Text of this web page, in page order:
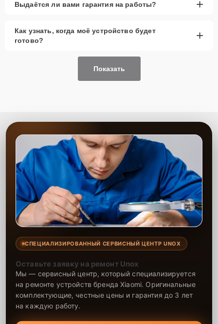
Выдаётся ли вами гарантия на работы? +
Как узнать, когда моё устройство будет
готово?
+
Показать
СПЕЦИАЛИЗИРОВАННЫЙ СЕРВИСНЫЙ ЦЕНТР UNOX
Оставьте заявку на ремонт Unox
Мы — сервисный центр, который специализируется
на ремонте устройств бренда Xiaomi. Оригинальные
комплектующие, честные цены и гарантия до 3 лет
на каждую работу.